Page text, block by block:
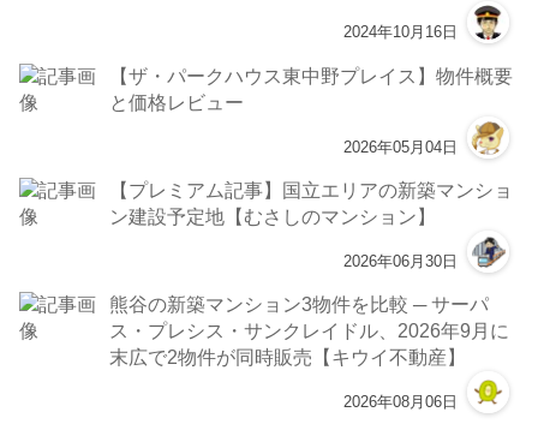
2024年10月16日
【ザ・パークハウス東中野プレイス】物件概要
と価格レビュー
2026年05月04日
【プレミアム記事】国立エリアの新築マンショ
ン建設予定地【むさしのマンション】
2026年06月30日
熊谷の新築マンション3物件を比較 ─ サーパ
ス・プレシス・サンクレイドル、2026年9月に
末広で2物件が同時販売【キウイ不動産】
2026年08月06日